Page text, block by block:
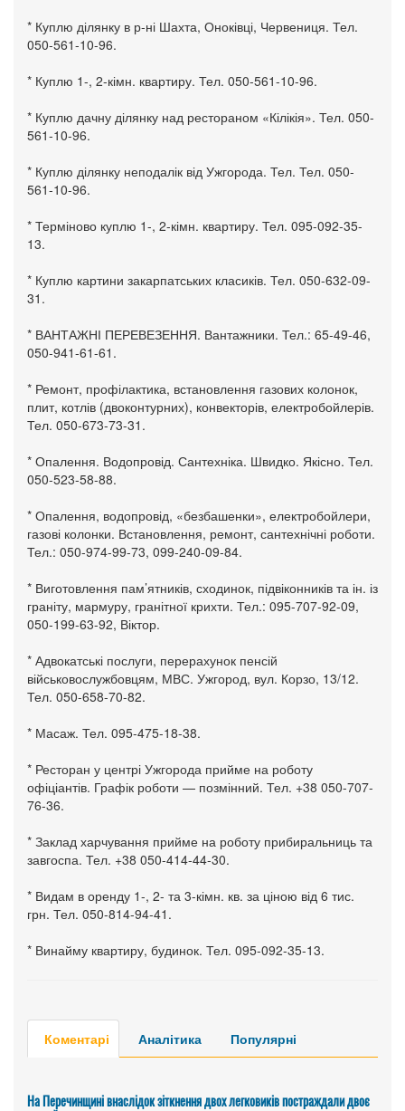
* Куплю ділянку в р-ні Шахта, Оноківці, Червениця. Тел.
050-561-10-96.
* Куплю 1-, 2-кімн. квартиру. Тел. 050-561-10-96.
* Куплю дачну ділянку над рестораном «Кілікія». Тел. 050-
561-10-96.
* Куплю ділянку неподалік від Ужгорода. Тел. Тел. 050-
561-10-96.
* Терміново куплю 1-, 2-кімн. квартиру. Тел. 095-092-35-
13.
* Куплю картини закарпатських класиків. Тел. 050-632-09-
31.
* ВАНТАЖНІ ПЕРЕВЕЗЕННЯ. Вантажники. Тел.: 65-49-46,
050-941-61-61.
* Ремонт, профілактика, встановлення газових колонок,
плит, котлів (двоконтурних), конвекторів, електробойлерів.
Тел. 050-673-73-31.
* Опалення. Водопровід. Сантехніка. Швидко. Якісно. Тел.
050-523-58-88.
* Опалення, водопровід, «безбашенки», електробойлери,
газові колонки. Встановлення, ремонт, сантехнічні роботи.
Тел.: 050-974-99-73, 099-240-09-84.
* Виготовлення пам’ятників, сходинок, підвіконників та ін. із
граніту, мармуру, гранітної крихти. Тел.: 095-707-92-09,
050-199-63-92, Віктор.
* Адвокатські послуги, перерахунок пенсій
військовослужбовцям, МВС. Ужгород, вул. Корзо, 13/12.
Тел. 050-658-70-82.
* Масаж. Тел. 095-475-18-38.
* Ресторан у центрі Ужгорода прийме на роботу
офіціантів. Графік роботи — позмінний. Тел. +38 050-707-
76-36.
* Заклад харчування прийме на роботу прибиральниць та
завгоспа. Тел. +38 050-414-44-30.
* Видам в оренду 1-, 2- та 3-кімн. кв. за ціною від 6 тис.
грн. Тел. 050-814-94-41.
* Винайму квартиру, будинок. Тел. 095-092-35-13.
Коментарі Аналітика Популярні
На Перечинщині внаслідок зіткнення двох легковиків постраждали двоє